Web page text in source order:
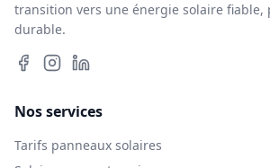
transition vers une énergie solaire fiable,
durable.
Nos services
Tarifs panneaux solaires